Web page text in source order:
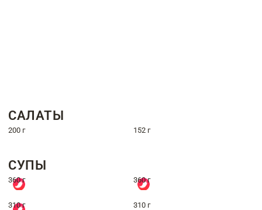
САЛАТЫ
200 г 152 г
СУПЫ
360 г 360 г
310 г 310 г